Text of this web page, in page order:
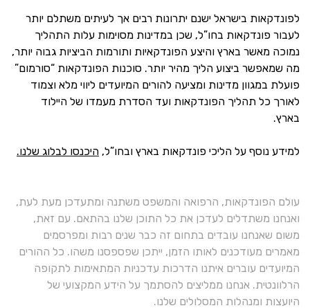
לפונדקאות בישראל ישנם יתרונות רבים אך לעיתים משתלם יותר
לעבור פונדקאות בחו”ל, שכן במדינות מסוימות עלות התהליך
נמוכה מאשר בארץ והיצע הפונדקאיות ותורמות הביציות גבוה יותר,
מה שמאפשר ביצוע הליך מהיר יותר. סוכנות הפונדקאות “סורמום”
פועלת במגוון מדינות ומציעה להורים המיועדים ליווי מלא וצמוד
לאורך כל תהליך הפונדקאות ועד הסדרת מעמדו של היילוד
בארץ.
למידע נוסף על הליכי פונדקאות בארץ ובחו”ל, היכנסו לבלוג שלנו.
עולם הפונדקאות, הרפואה והמשפט משתנה ומתעדכן מעת לעת,
ואנחנו משתדלים לעדכן את כל התוכן שלנו בהתאם. עם זאת,
משום שאנחנו עובדים בתחום זה כבר שנים רבות ומפרסמים
מאמרים מעודכנים לאותו הזמן, ייתכן שפספסנו משהו. כל ההורים
המיועדים עוברים איתנו הדרכות עדכניות המתאימות לתקופה
הרלוונטית. אנחנו ממליצים להסתמך על הידע המקצועי של
היועצות ומנהלות המסלולים שלנו.